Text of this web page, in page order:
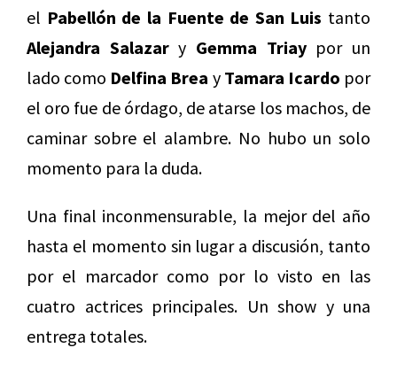
el Pabellón de la Fuente de San Luis tanto
Alejandra Salazary Gemma Triaypor un
lado como Delfina Brea y Tamara Icardo por
el oro fue de órdago, de atarse los machos, de
caminar sobre el alambre. No hubo un solo
momento para la duda.
Una final inconmensurable, la mejor del año
hasta el momento sin lugar a discusión, tanto
por el marcador como por lo visto en las
cuatro actrices principales. Un show y una
entrega totales.